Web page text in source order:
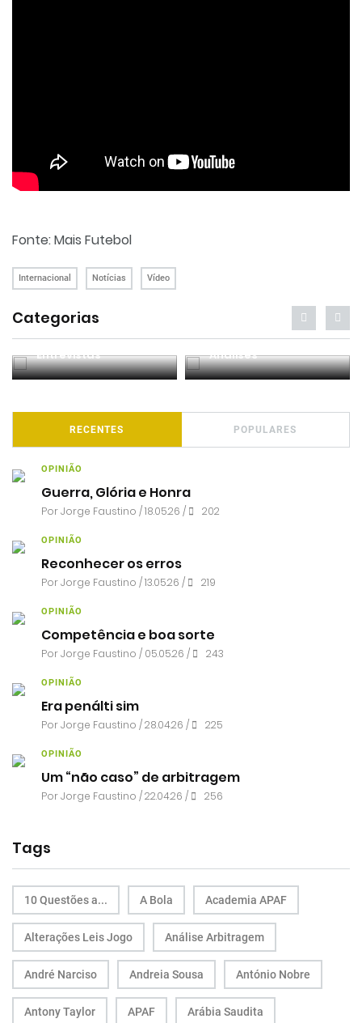
Fonte: Mais Futebol
Internacional Notícias Vídeo
Categorias
Entrevistas Análises
RECENTES POPULARES
OPINIÃO
Guerra, Glória e Honra
PorJorge Faustino / 18.05.26 / 202
OPINIÃO
Reconhecer os erros
PorJorge Faustino / 13.05.26 / 219
OPINIÃO
Competência e boa sorte
PorJorge Faustino / 05.05.26 / 243
OPINIÃO
Era penálti sim
PorJorge Faustino / 28.04.26 / 225
OPINIÃO
Um “não caso” de arbitragem
PorJorge Faustino / 22.04.26 / 256
Tags
10 Questões a... A Bola Academia APAF
Alterações Leis Jogo Análise Arbitragem
André Narciso Andreia Sousa António Nobre
Antony Taylor APAF Arábia Saudita